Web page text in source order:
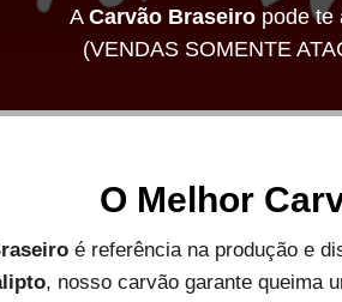
A Carvão Braseiropode te
(VENDAS SOMENTE
O Melhor
é referência na produção e
, nosso carvão garante queima